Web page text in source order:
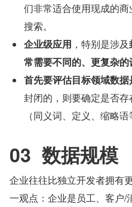
们非常适合使用现成的
搜索。
企业级应用 ，特别是涉及
常需要不同的、更复杂的
首先要评估目标领域数
封闭的，则要确定是否
（同义词、定义、缩略语
03  数据规模
企业往往比独立开发者拥有
一观点：企业是员工、客户/